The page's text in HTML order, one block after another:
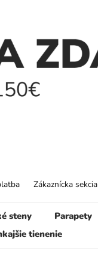
steny Parapety
tienenie
Zákaznícka sekcia